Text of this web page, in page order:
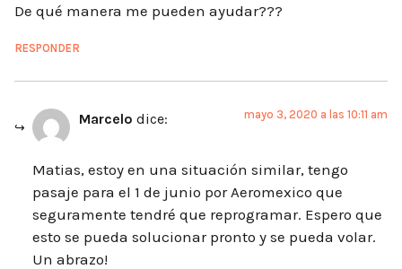
De qué manera me pueden ayudar???
RESPONDER
Marcelo dice: mayo 3, 2020 a las 10:11 am
Matias, estoy en una situación similar, tengo
pasaje para el 1 de junio por Aeromexico que
seguramente tendré que reprogramar. Espero que
esto se pueda solucionar pronto y se pueda volar.
Un abrazo!